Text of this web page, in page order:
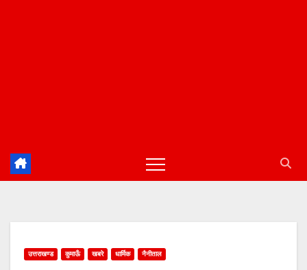
उत्तराखण्ड कुमाऊँ खबरे धार्मिक नैनीताल